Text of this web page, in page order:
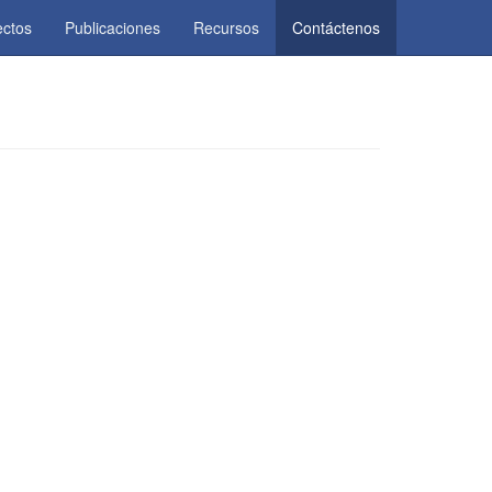
Publicaciones Recursos Contáctenos